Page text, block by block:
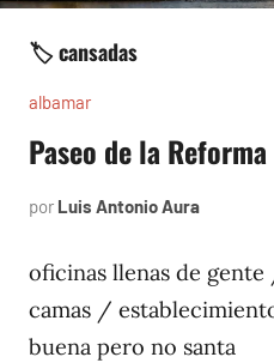
🏷️ cansadas
albamar
Paseo de la Reforma
por Luis Antonio Aura
1996
oficinas llenas de
camas /
buena pero no santa